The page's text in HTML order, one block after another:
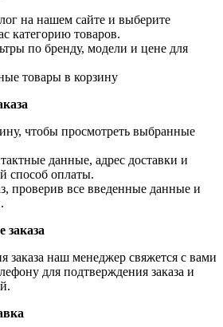
на нашем сайте и выберите
категорию товаров.
по бренду, модели и цене для
товары в корзину
чтобы просмотреть выбранные
данные, адрес доставки и
способ оплаты.
проверив все введенные данные и
заказа
заказа наш менеджер свяжется с вами
для подтверждения заказа и